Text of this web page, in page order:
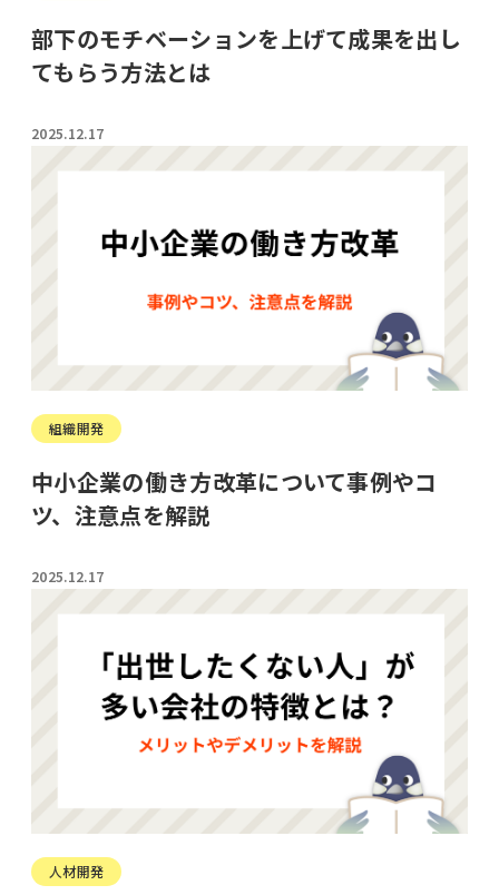
部下のモチベーションを上げて成果を出し
てもらう方法とは
2025.12.17
組織開発
中小企業の働き方改革について事例やコ
ツ、注意点を解説
2025.12.17
人材開発